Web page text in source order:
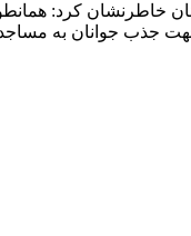
خاطر‌نشان کرد:
جذب جوانان به